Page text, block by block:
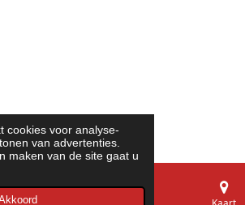
cookies voor analyse-
van advertenties.
maken van de site gaat u